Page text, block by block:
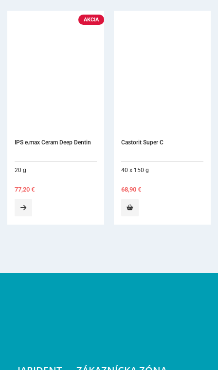
Castorit Super C
40 x 150 g
68,90 €
IPS inLine Dentin A-D 100 g
100 g
149,70